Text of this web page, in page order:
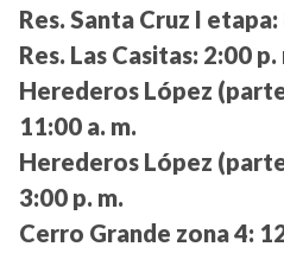
Res. Santa Cruz I etapa:
Res. Las Casitas: 2:00 p.
Herederos López
11:00 a. m.
Herederos López
3:00 p. m.
Cerro Grande zona 4: